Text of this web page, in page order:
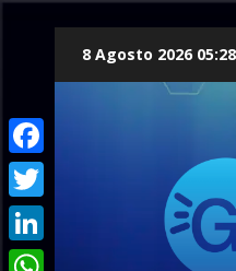
8 Agosto 2026 05:28
Facebook
Twitter
LinkedIn